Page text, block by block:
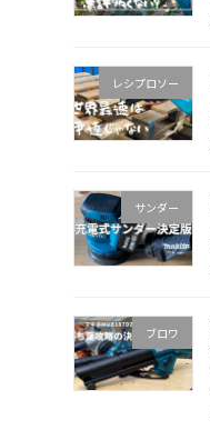
レシプロソー
サンダー
ブロワ